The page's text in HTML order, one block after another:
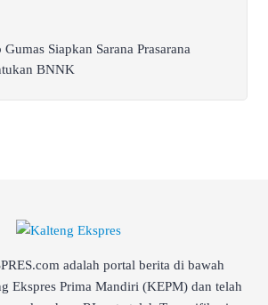
Gumas Siapkan Sarana Prasarana
BNNK
adalah portal berita di bawah
Ekspres Prima Mandiri (KEPM) dan telah